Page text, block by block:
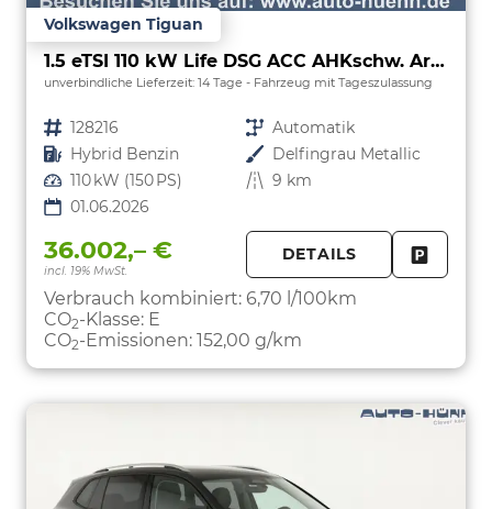
Volkswagen Tiguan
1.5 eTSI 110 kW Life DSG ACC AHKschw. AreaView
unverbindliche Lieferzeit: 14 Tage Fahrzeug mit Tageszulassung
Fahrzeugnr. 128216 Getriebe Automatik
Kraftstoff Hybrid Benzin Außenfarbe Delfingrau Metallic
Leistung 110 kW (150 PS) Kilometerstand 9 km
01.06.2026
36.002,– €
incl. 19% MwSt.
DETAILS
Verbrauch kombiniert: 6,70 l/100km
CO2-Klasse: E
CO2-Emissionen: 152,00 g/km